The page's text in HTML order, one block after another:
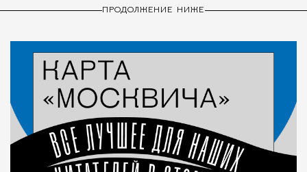
ПРОДОЛЖЕНИЕ НИЖЕ